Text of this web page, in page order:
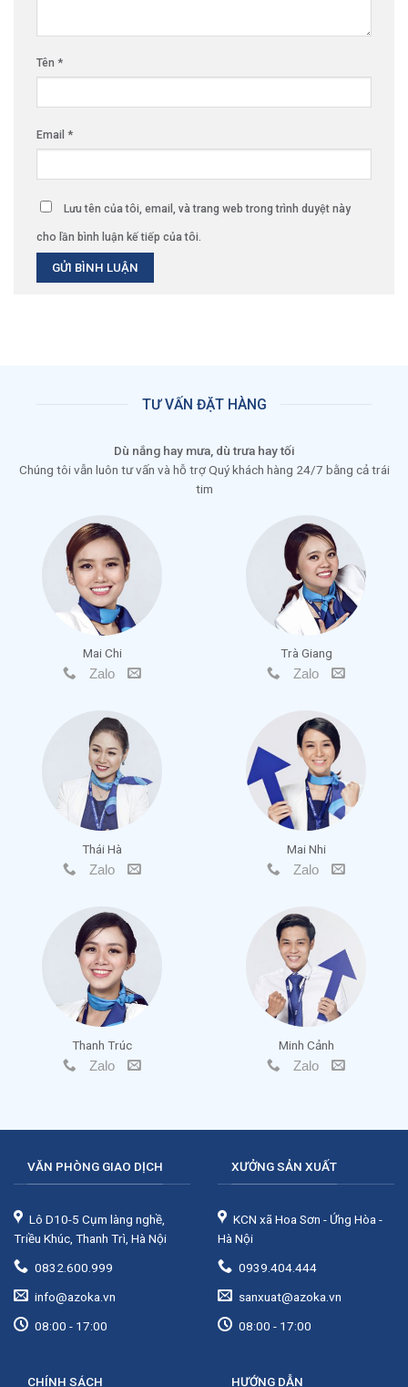
Tên *
Email *
Lưu tên của tôi, email, và trang web trong trình duyệt này
cho lần bình luận kế tiếp của tôi.
TƯ VẤN ĐẶT HÀNG
Dù nắng hay mưa, dù trưa hay tối
Chúng tôi vẫn luôn tư vấn và hỗ trợ Quý khách hàng 24/7 bằng cả trái
tim
Mai Chi
Zalo
Trà Giang
Zalo
Thái Hà
Zalo
Mai Nhi
Zalo
Thanh Trúc
Zalo
Minh Cảnh
Zalo
VĂN PHÒNG GIAO DỊCH
Lô D10-5 Cụm làng nghề,
Triều Khúc, Thanh Trì, Hà Nội
0832.600.999
info@azoka.vn
08:00 - 17:00
XƯỞNG SẢN XUẤT
KCN xã Hoa Sơn - Ứng Hòa -
Hà Nội
0939.404.444
sanxuat@azoka.vn
08:00 - 17:00
CHÍNH SÁCH HƯỚNG DẪN